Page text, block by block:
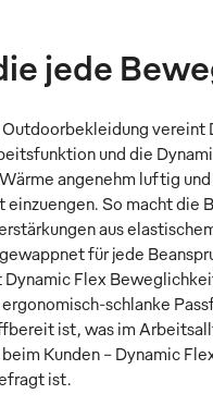
jede
vereint
und die
angenehm luftig
So macht die
aus
für jede
Flex
schlanke
ist, was im
Kunden – Dynamic
ist.